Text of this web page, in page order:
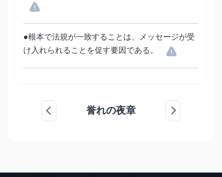
●根本で法規が一致することは、メッセージが受
け入れられることを促す要因である。
誉れの夜章